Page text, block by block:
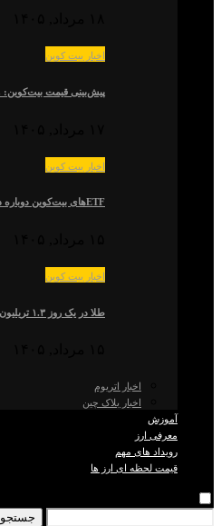
اخبار بیت کوین
پیش‌بینی قیمت بیت‌کوین: BTC روی خطی ایستاده تکلیف…
اخبار بیت کوین
ETFهای بیت‌کوین دوباره در حال خرید هستند: ۶۲۶…
اخبار بیت کوین
طلا در یک روز ۱.۳ تریلیون دلار به…
اخبار اتریوم
اخبار بلاک چین
آموزش
معرفی ارز
رویداد های مهم
قیمت لحظه ای ارز ها
جستجو